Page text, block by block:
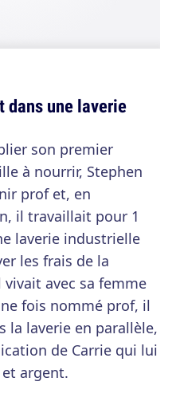
dans une laverie
son premier
à nourrir, Stephen
prof et, en
il travaillait pour 1
laverie industrielle
les frais de la
avec sa femme
fois nommé prof, il
la laverie en parallèle,
de Carrie qui lui
argent.